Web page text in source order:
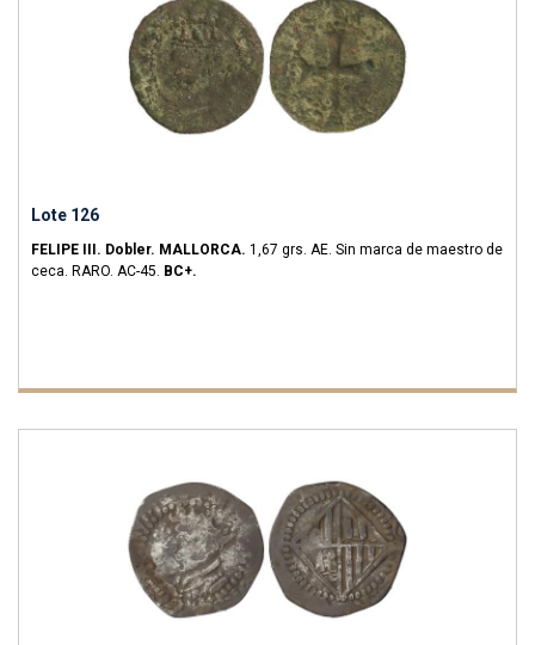
Lote 126
FELIPE III. Dobler. MALLORCA. 1,67 grs. AE. Sin marca de maestro de
ceca. RARO. AC-45. BC+.